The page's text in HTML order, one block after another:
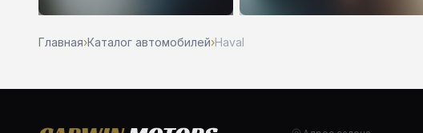
Главная›Каталог автомобилей›Haval